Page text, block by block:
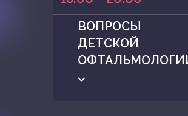
ВОПРОСЫ
ДЕТСКОЙ
⌵